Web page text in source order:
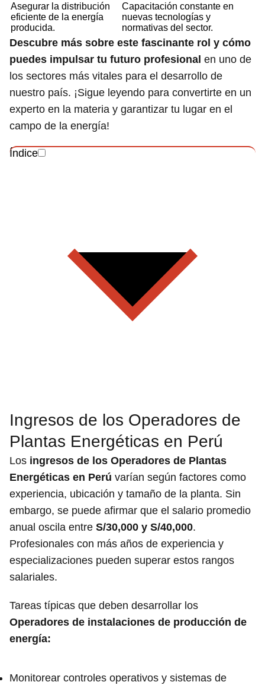
Asegurar la distribución
eficiente de la energía
producida.
Capacitación constante en
nuevas tecnologías y
normativas del sector.
Descubre más sobre este fascinante rol y cómo
puedes impulsar tu futuro profesional en uno de
los sectores más vitales para el desarrollo de
nuestro país. ¡Sigue leyendo para convertirte en un
experto en la materia y garantizar tu lugar en el
campo de la energía!
Índice
Ingresos de los Operadores de
Plantas Energéticas en Perú
Los ingresos de los Operadores de Plantas
Energéticas en Perú varían según factores como
experiencia, ubicación y tamaño de la planta. Sin
embargo, se puede afirmar que el salario promedio
anual oscila entre S/30,000 y S/40,000.
Profesionales con más años de experiencia y
especializaciones pueden superar estos rangos
salariales.
Tareas típicas que deben desarrollar los
Operadores de instalaciones de producción de
energía:
Monitorear controles operativos y sistemas de